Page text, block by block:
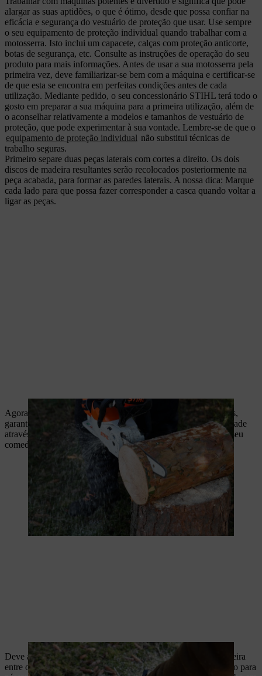
alargar as suas aptidões, o que é ótimo, desde que possa confiar na
eficácia e segurança do vestuário de proteção que usar. Use sempre
o seu equipamento de proteção individual quando trabalhar com a
motosserra. Isto inclui um capacete, calças com proteção anticorte,
botas de segurança, etc. Consulte as instruções de operação do seu
produto para mais informações. Antes de usar a sua motosserra pela
primeira vez, deve familiarizar-se bem com a máquina e certificar-se
de que esta se encontra em perfeitas condições antes de cada
utilização. Mediante pedido, o seu concessionário STIHL terá todo o
gosto em preparar a sua máquina para a primeira utilização, além de
o aconselhar relativamente a modelos e tamanhos de vestuário de
proteção, que pode experimentar à sua vontade. Lembre-se de que o
equipamento de proteção individual não substitui técnicas de
trabalho seguras.
Primeiro separe duas peças laterais com cortes a direito. Os dois
discos de madeira resultantes serão recolocados posteriormente na
peça acabada, para formar as paredes laterais. A nossa dica: Marque
cada lado para que possa fazer corresponder a casca quando voltar a
ligar as peças.
Agora, faça cuidadosamente dois cortes longitudinais paralelos,
garantindo que não corta mais do que dois terços da profundidade
através do diâmetro do toro. Esta será a mesa para a ração do seu
comedouro de madeira para pássaros.
Deve agora fazer um corte em profundidade para soltar a madeira
entre os cortes longitudinais e criar o interior do seu comedouro para